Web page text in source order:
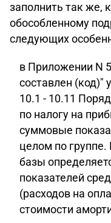
заполнить так же,
обособленному
следующих
в Приложении N
составлен (код)"
10.1 - 10.11
по налогу на
суммовые
целом по
базы
показателей
(расходов на
стоимости